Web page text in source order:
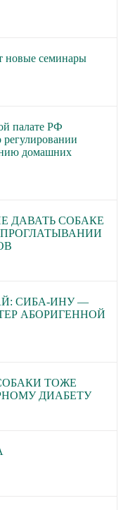
новые семинары
палате РФ
регулировании
домашних
ДАВАТЬ СОБАКЕ
СИБА-ИНУ —
АБОРИГЕННОЙ
ТОЖЕ
ДИАБЕТУ